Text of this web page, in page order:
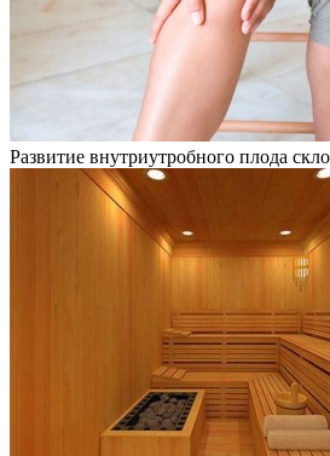
Развитие внутриутробного плода